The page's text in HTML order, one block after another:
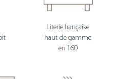
Literie française
haut de gamme
en 160